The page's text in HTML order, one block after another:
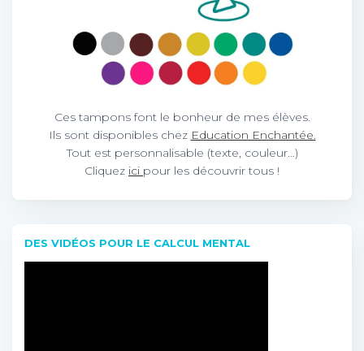
Ces tampons font le bonheur de mes élèves.
Ils sont disponibles chez Education Enchantée.
Tout est personnalisable (texte, couleur…)
Cliquez ici pour les découvrir tous !
DES VIDÉOS POUR LE CALCUL MENTAL